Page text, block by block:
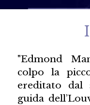
"Edmond
colpo la
ereditato dal
guida